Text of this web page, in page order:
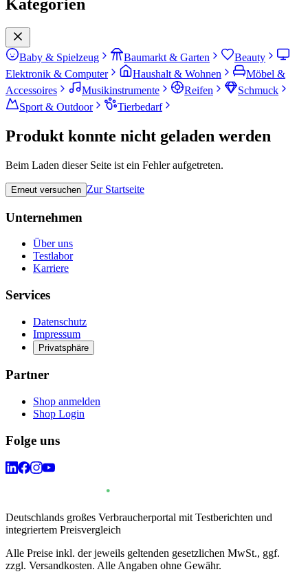
Kategorien
Baby & Spielzeug Baumarkt & Garten
Beauty
Elektronik & Computer
Haushalt & Wohnen
Möbel &
Accessoires
Musikinstrumente Reifen
Schmuck
Sport & Outdoor
Tierbedarf
Produkt konnte nicht geladen werden
Beim Laden dieser Seite ist ein Fehler aufgetreten.
Erneut versuchen Zur Startseite
Unternehmen
Über uns
Testlabor
Karriere
Services
Datenschutz
Impressum
Privatsphäre
Partner
Shop anmelden
Shop Login
Folge uns
Deutschlands großes Verbraucherportal mit Testberichten und
integriertem Preisvergleich
Alle Preise inkl. der jeweils geltenden gesetzlichen MwSt., ggf.
zzgl. Versandkosten. Alle Angaben ohne Gewähr.